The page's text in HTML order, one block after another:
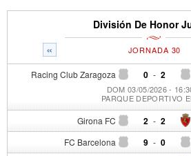
División De Honor
« JORNADA 30
Racing Club Zaragoza 0 - 2
DOM 03/05/2026 -
PARQUE DEPORTIVO
Girona FC 2 - 2
FC Barcelona 9 - 0